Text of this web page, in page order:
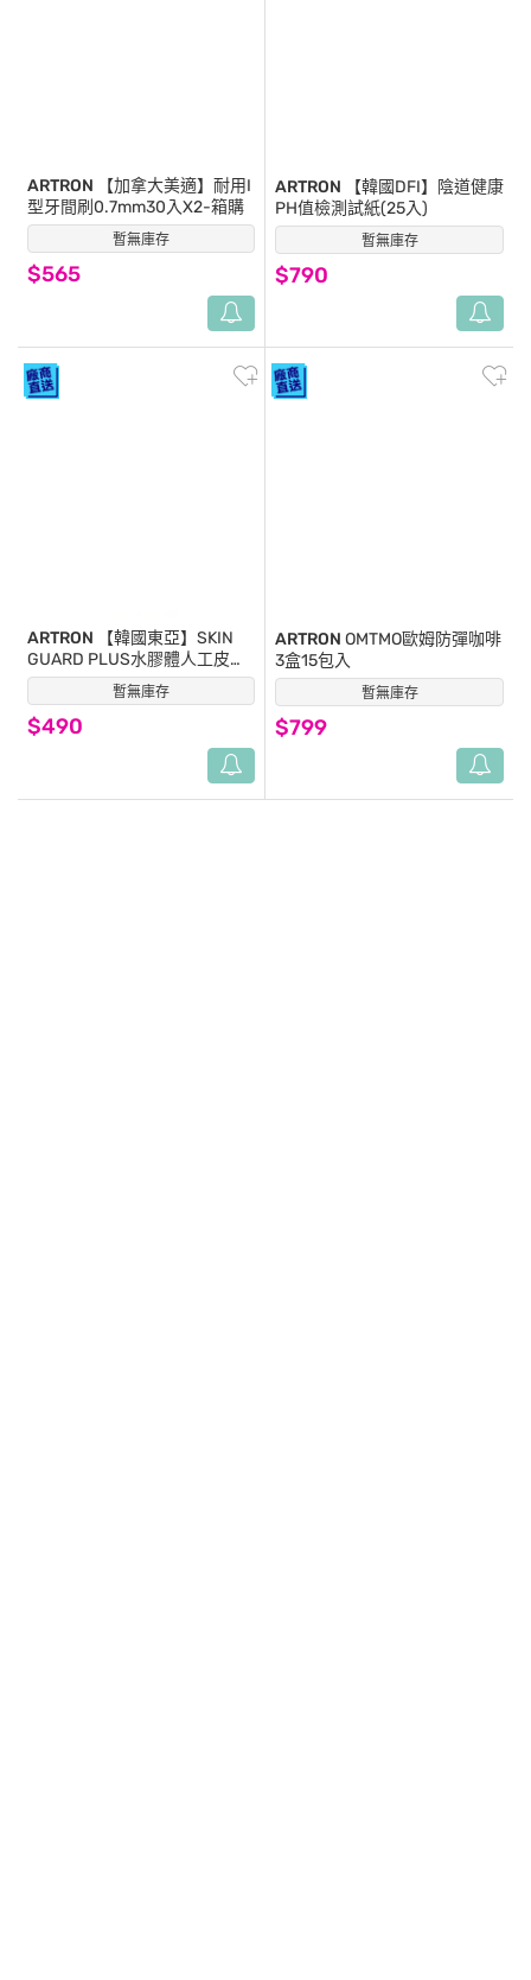
暫無庫存
ARTRON 【加拿大美適】耐用I
型牙間刷0.7mm30入X2-箱購
$565
(0) 暫無庫存
ARTRON 【韓國DFI】陰道健康
PH值檢測試紙(25入)
$790
(0)
暫無庫存
ARTRON 【韓國東亞】SKIN
GUARD PLUS水膠體人工皮
10cm x 10cmX4片
$490
(0) 暫無庫存
ARTRON OMTMO歐姆防彈咖啡
3盒15包入
$799
(0)